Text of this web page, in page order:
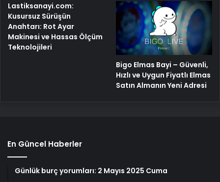
Lastiksanayi.com:
Kusursuz Sürüşün
Anahtarı: Rot Ayar
Makinesi ve Hassas Ölçüm
Teknolojileri
Bigo Elmas Bayi – Güvenli,
Hızlı ve Uygun Fiyatlı Elmas
Satın Almanın Yeni Adresi
En Güncel Haberler
Günlük burç yorumları: 2 Mayıs 2025 Cuma